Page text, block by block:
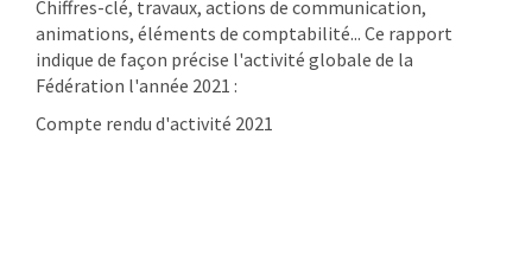
Chiffres-clé, travaux, actions de communication,
animations, éléments de comptabilité... Ce rapport
indique de façon précise l'activité globale de la
Fédération l'année 2021 :
Compte rendu d'activité 2021